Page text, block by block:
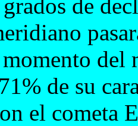
de
del
de su
el cometa